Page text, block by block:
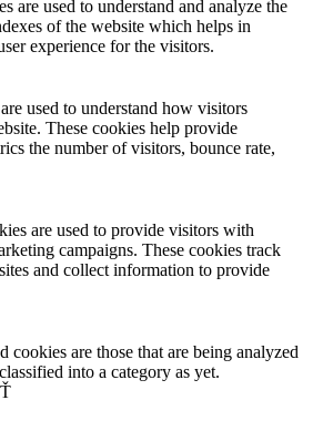
are used to understand and analyze the
of the website which helps in
experience for the visitors.
used to understand how visitors
These cookies help provide
the number of visitors, bounce rate,
are used to provide visitors with
campaigns. These cookies track
and collect information to provide
cookies are those that are being analyzed
into a category as yet.